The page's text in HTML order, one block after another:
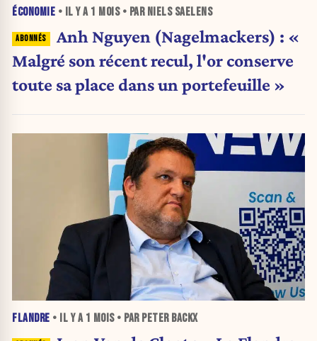
ÉCONOMIE • IL Y A 1 MOIS• PAR NIELS SAELENS
Anh Nguyen (Nagelmackers) : «
Malgré son récent recul, l'or conserve
toute sa place dans un portefeuille »
FLANDRE • IL Y A 1 MOIS• PAR PETER BACKX